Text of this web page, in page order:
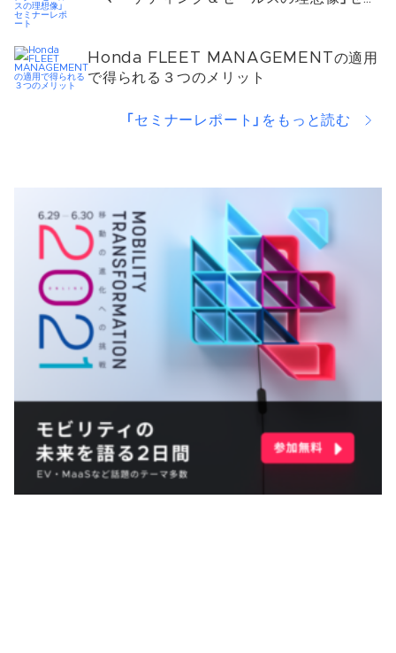
Honda FLEET MANAGEMENTの適用
で得られる３つのメリット
「セミナーレポート」をもっと読む